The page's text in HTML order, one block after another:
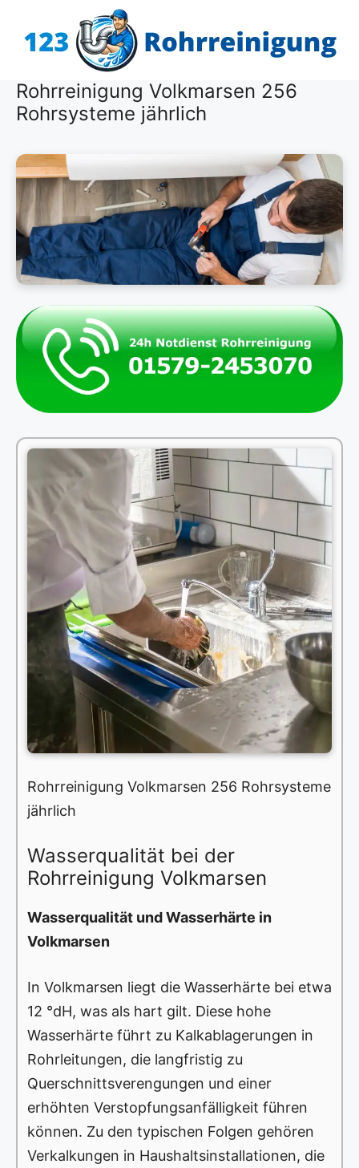
Inhalt
Rohrreinigung Volkmarsen 256
Rohrsysteme jährlich
Rohrreinigung Volkmarsen 256 Rohrsysteme
jährlich
Wasserqualität bei der
Rohrreinigung Volkmarsen
Wasserqualität und Wasserhärte in
Volkmarsen
In Volkmarsen liegt die Wasserhärte bei etwa
12 °dH, was als hart gilt. Diese hohe
Wasserhärte führt zu Kalkablagerungen in
Rohrleitungen, die langfristig zu
Querschnittsverengungen und einer
erhöhten Verstopfungsanfälligkeit führen
können. Zu den typischen Folgen gehören
Verkalkungen in Haushaltsinstallationen, die